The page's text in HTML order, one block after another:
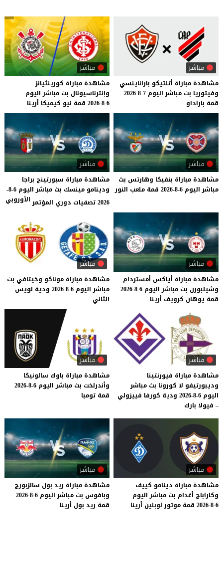
مباشر
مشاهدة مباراة أتلتيكو باراناينسي
وفيتوريا بث مباشر اليوم 7-8-2026
قمة باراداو
مباشر
مشاهدة مباراة كورينثيانز
وإنترناسيونال بث مباشر اليوم
6-8-2026
قمة نيو كيميكا أرينا
مباشر
مشاهدة مباراة بنفيكا وهارتس بث
مباشر اليوم 6-8-2026 قمة ملعب النور
مباشر
مشاهدة مباراة سبورتينج براجا
ودينامو مينسك بث مباشر اليوم 6-8-
2026 تصفيات دوري المؤتمر
الأوروبي
مباشر
مشاهدة مباراة أياكس أمستردام
وشيلبورن بث مباشر اليوم 6-8-2026
قمة يوهان كرويف أرينا
مباشر
مشاهدة مباراة موناكو وخيتافي بث
مباشر اليوم 6-8-2026 ودية لويس
الثاني
مباشر
مشاهدة مباراة فيورنتينا
وديبورتيفو لا كورونا بث مباشر
اليوم 6-8-2026 ودية كورفا فييزولي
– فيولا بارك
مباشر
مشاهدة مباراة باوك سالونيكا
وأندرلخت بث مباشر اليوم 6-8-2026
قمة تومبا
مباشر
مشاهدة مباراة دينامو كييف
وكاراباج أغدام بث مباشر اليوم
6-8-2026
قمة موتور لوبلين أرينا
مباشر
مشاهدة مباراة ريد بول سالزبورج
وبافوس بث مباشر اليوم 6-8-2026
قمة ريد بول أرينا